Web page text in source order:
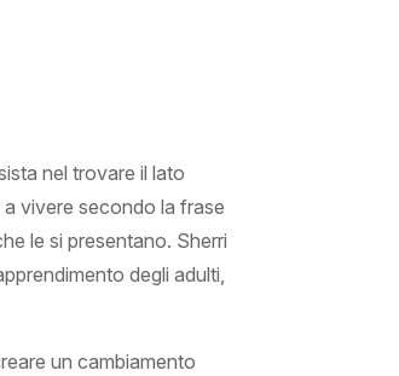
nel trovare il lato
vivere secondo la frase
le si presentano. Sherri
degli adulti,
un cambiamento